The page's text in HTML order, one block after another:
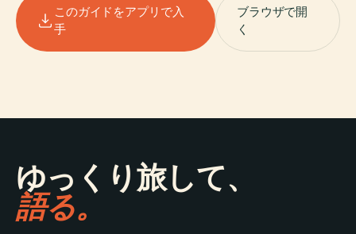
このガイドをアプリで入
手
ブラウザで開
く
ゆっくり旅して、
語る。